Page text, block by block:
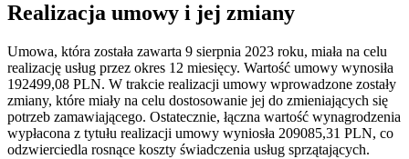
Realizacja umowy i jej zmiany
Umowa, która została zawarta 9 sierpnia 2023 roku, miała na celu
realizację usług przez okres 12 miesięcy. Wartość umowy wynosiła
192499,08 PLN. W trakcie realizacji umowy wprowadzone zostały
zmiany, które miały na celu dostosowanie jej do zmieniających się
potrzeb zamawiającego. Ostatecznie, łączna wartość wynagrodzenia
wypłacona z tytułu realizacji umowy wyniosła 209085,31 PLN, co
odzwierciedla rosnące koszty świadczenia usług sprzątających.